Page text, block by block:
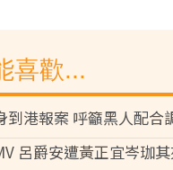
喜歡...
到港報案 呼籲黑人配合
呂爵安遭黃正宜岑珈